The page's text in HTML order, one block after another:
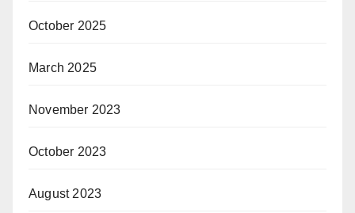
October 2025
March 2025
November 2023
October 2023
August 2023